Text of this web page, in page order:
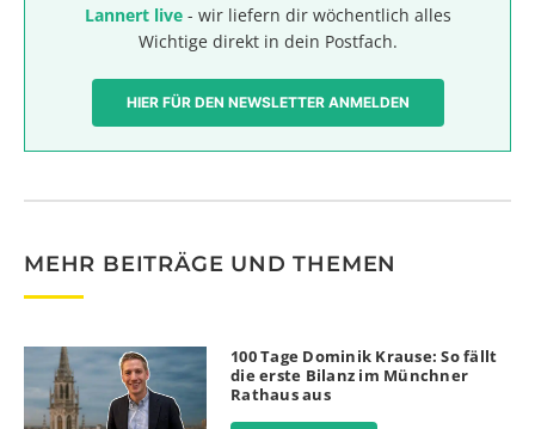
Lannert live- wir liefern dir wöchentlich alles
Wichtige direkt in dein Postfach.
HIER FÜR DEN NEWSLETTER ANMELDEN
MEHR BEITRÄGE UND THEMEN
100 Tage Dominik Krause: So fällt
die erste Bilanz im Münchner
Rathaus aus